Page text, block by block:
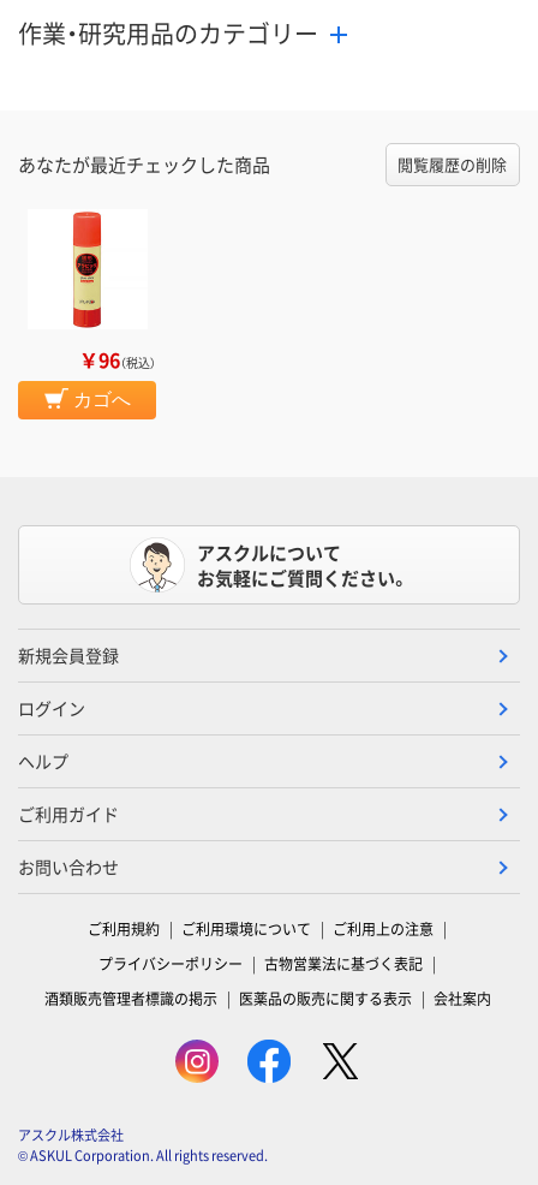
作業・研究用品のカテゴリー
あなたが最近チェックした商品 閲覧履歴の削除
￥96（税込）
カゴへ
アスクルについて
お気軽にご質問ください。
新規会員登録
ログイン
ヘルプ
ご利用ガイド
お問い合わせ
ご利用規約 ご利用環境について
ご利用上の注意
プライバシーポリシー
古物営業法に基づく表記
酒類販売管理者標識の掲示
医薬品の販売に関する表示 会社案内
アスクル株式会社
© ASKUL Corporation. All rights reserved.